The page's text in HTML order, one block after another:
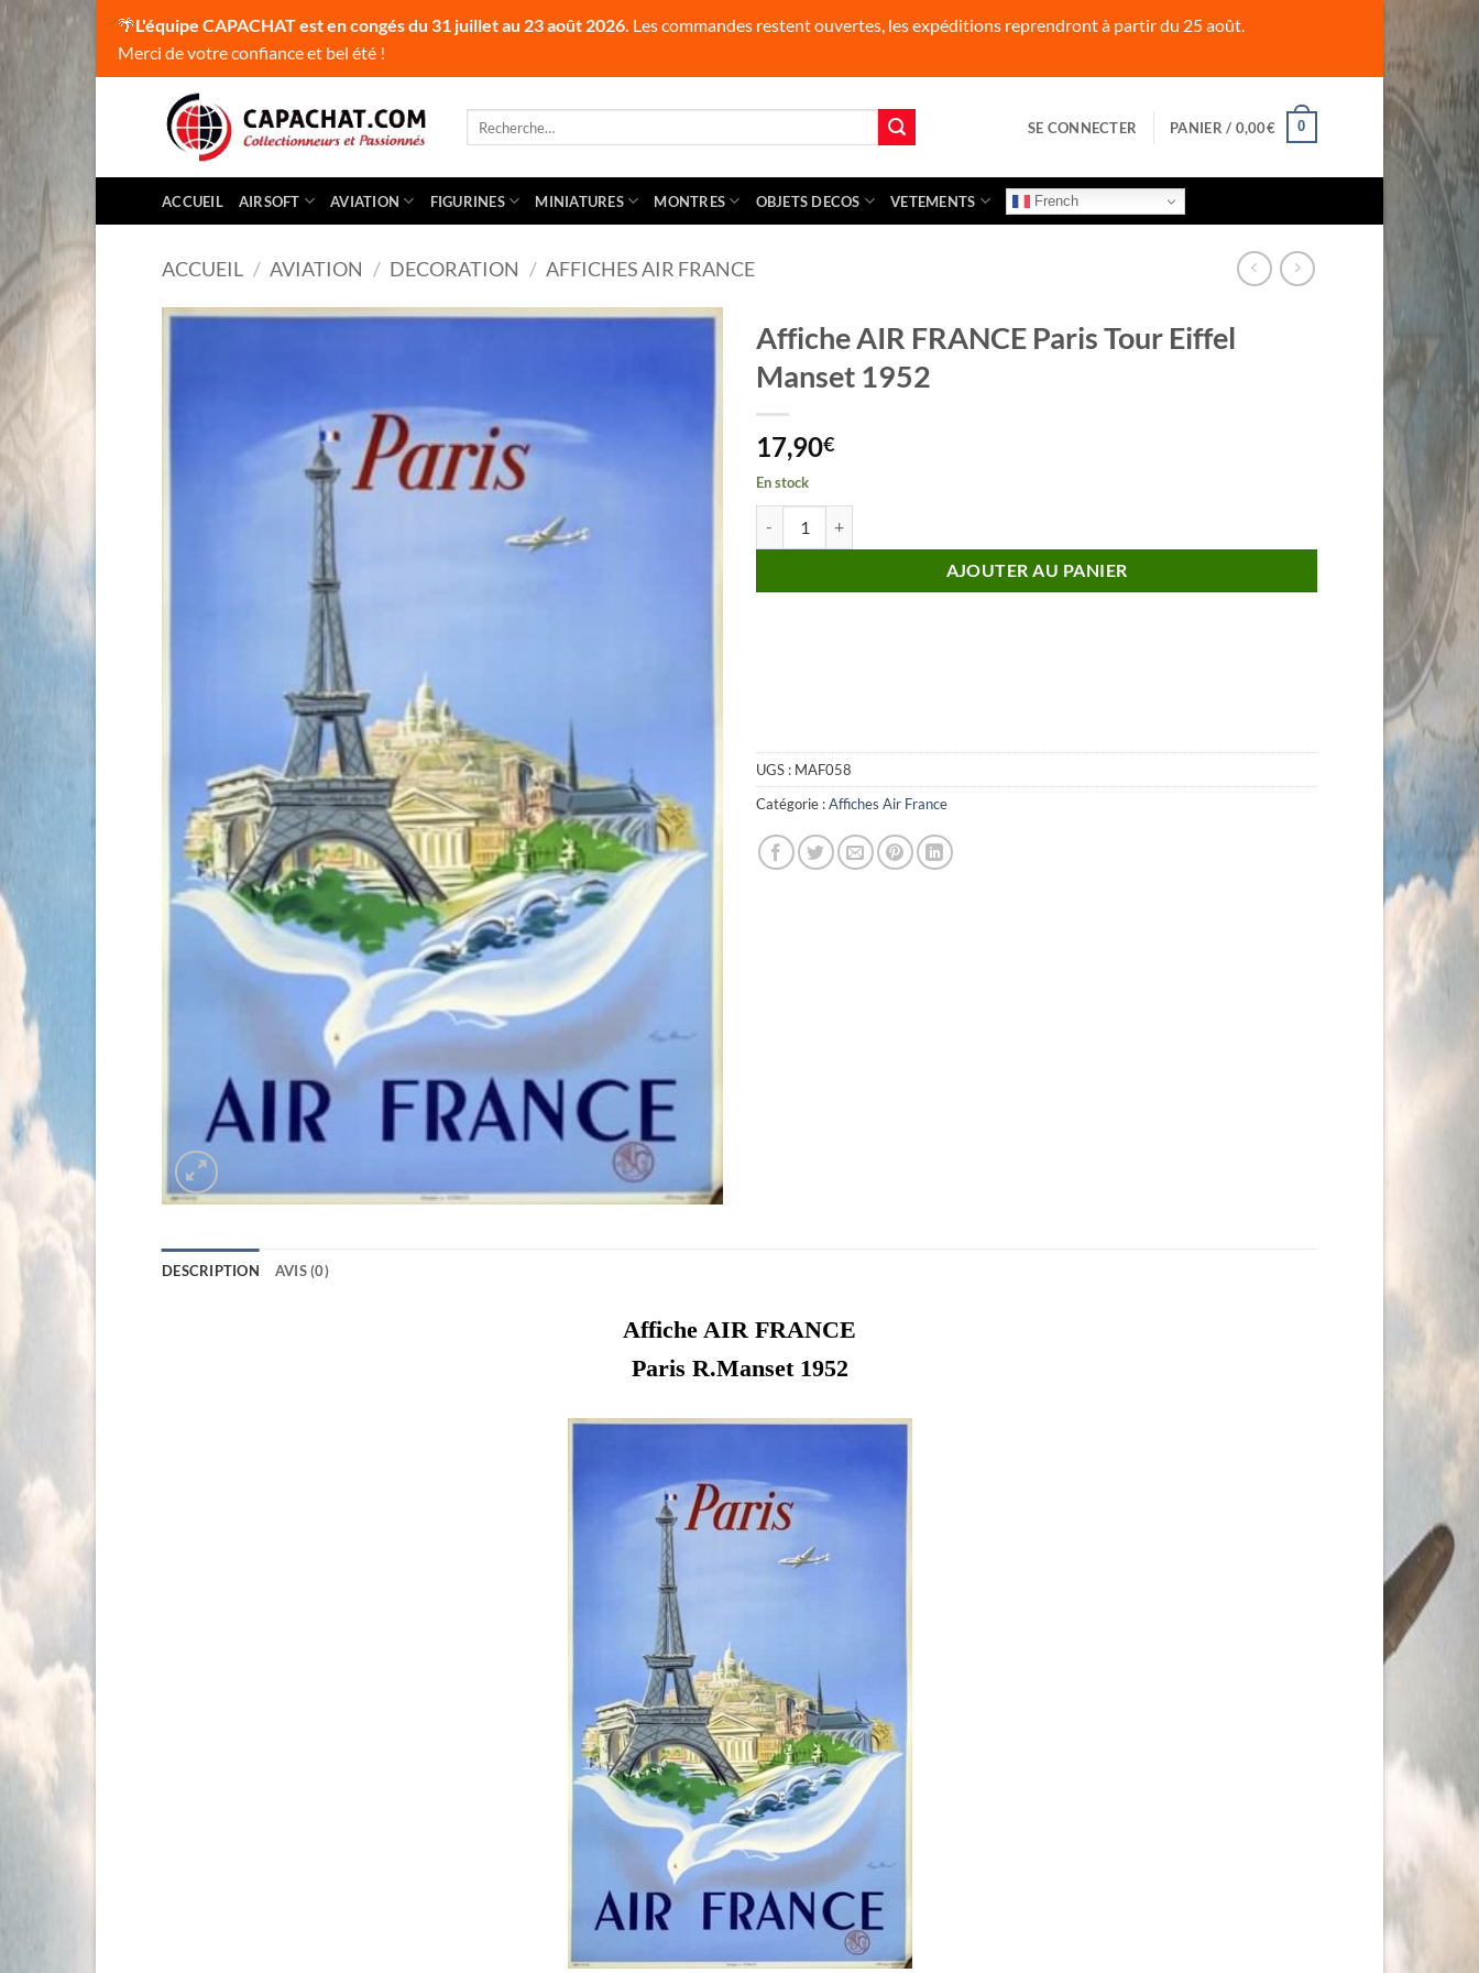
🌴L'équipe CAPACHAT est en congés du 31 juillet au 23 août 2026. Les commandes restent ouvertes, les expéditions reprendront à partir du 25 août.
Merci de votre confiance et bel été !
SE CONNECTER PANIER / 0,00€ 0
ACCUEIL AIRSOFT AVIATION FIGURINES MINIATURES MONTRES OBJETS DECOS VETEMENTS French
ACCUEIL / AVIATION / DECORATION / AFFICHES AIR FRANCE
Affiche AIR FRANCE Paris Tour Eiffel
Manset 1952
17,90€
En stock
AJOUTER AU PANIER
UGS : MAF058
Catégorie :Affiches Air France
DESCRIPTION AVIS (0)
Affiche AIR FRANCE
Paris R.Manset 1952